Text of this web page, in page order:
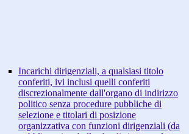
Incarichi dirigenziali, a qualsiasi titolo
conferiti, ivi inclusi quelli conferiti
discrezionalmente dall'organo di indirizzo
politico senza procedure pubbliche di
selezione e titolari di posizione
organizzativa con funzioni dirigenziali (da